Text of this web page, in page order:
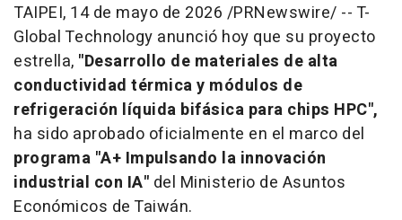
TAIPEI, 14 de mayo de 2026 /PRNewswire/ -- T-
Global Technology anunció hoy que su proyecto
estrella, "Desarrollo de materiales de alta
conductividad térmica y módulos de
refrigeración líquida bifásica para chips HPC",
ha sido aprobado oficialmente en el marco del
programa "A+ Impulsando la innovación
industrial con IA" del Ministerio de Asuntos
Económicos de Taiwán.